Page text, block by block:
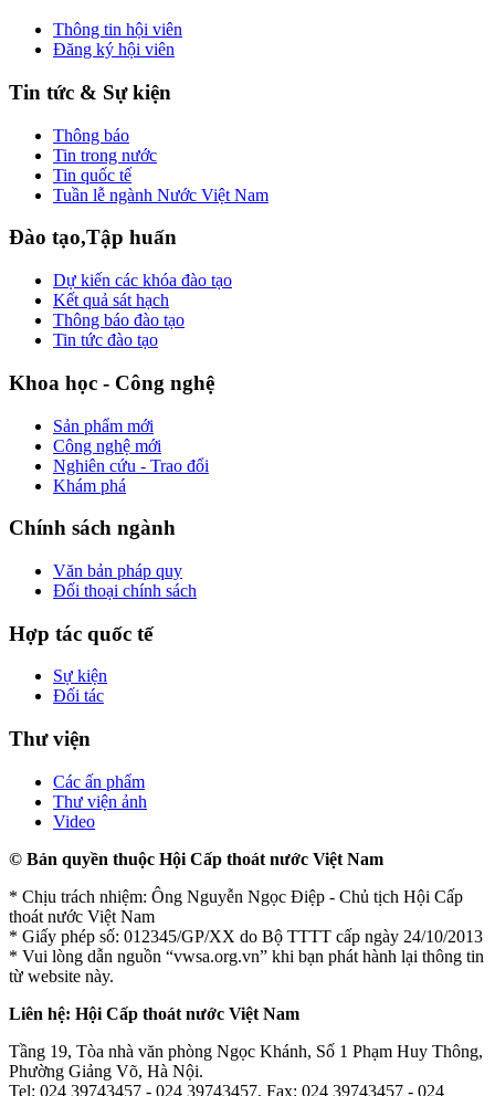
Thông tin hội viên
Đăng ký hội viên
Tin tức & Sự kiện
Thông báo
Tin trong nước
Tin quốc tế
Tuần lễ ngành Nước Việt Nam
Đào tạo,Tập huấn
Dự kiến các khóa đào tạo
Kết quả sát hạch
Thông báo đào tạo
Tin tức đào tạo
Khoa học - Công nghệ
Sản phẩm mới
Công nghệ mới
Nghiên cứu - Trao đổi
Khám phá
Chính sách ngành
Văn bản pháp quy
Đối thoại chính sách
Hợp tác quốc tế
Sự kiện
Đối tác
Thư viện
Các ấn phẩm
Thư viện ảnh
Video
© Bản quyền thuộc Hội Cấp thoát nước Việt Nam
* Chịu trách nhiệm: Ông Nguyễn Ngọc Điệp - Chủ tịch Hội Cấp
thoát nước Việt Nam
* Giấy phép số: 012345/GP/XX do Bộ TTTT cấp ngày 24/10/2013
* Vui lòng dẫn nguồn “vwsa.org.vn” khi bạn phát hành lại thông tin
từ website này.
Liên hệ: Hội Cấp thoát nước Việt Nam
Tầng 19, Tòa nhà văn phòng Ngọc Khánh, Số 1 Phạm Huy Thông,
Phường Giảng Võ, Hà Nội.
Tel: 024 39743457 - 024 39743457, Fax: 024 39743457 - 024